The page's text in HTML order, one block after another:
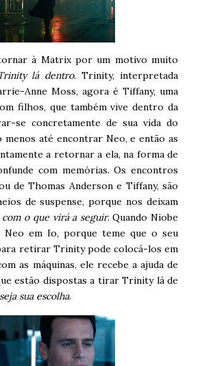
à Matrix por um motivo muito
lá dentro. Trinity, interpretada
Anne Moss, agora é Tiffany, uma
filhos, que também vive dentro da
se concretamente de sua vida do
até encontrar Neo, e então as
a retornar a ela, na forma de
com memórias. Os encontros
de Thomas Anderson e Tiffany, são
de suspense, porque nos deixam
com o que virá a seguir. Quando Niobe
Neo em Io, porque teme que o seu
retirar Trinity pode colocá-los em
as máquinas, ele recebe a ajuda de
estão dispostas a tirar Trinity lá de
sua escolha.